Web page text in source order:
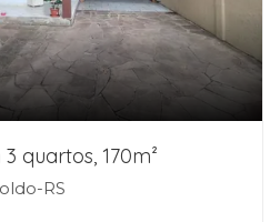
quartos, 170m²
RS